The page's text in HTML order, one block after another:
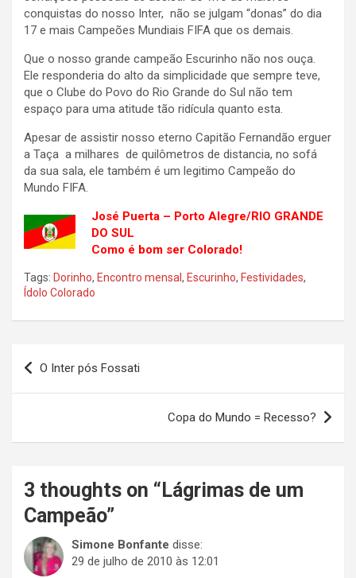
conquistas do nosso Inter, não se julgam “donas” do dia
17 e mais Campeões Mundiais FIFA que os demais.
Que o nosso grande campeão Escurinho não nos ouça.
Ele responderia do alto da simplicidade que sempre teve,
que o Clube do Povo do Rio Grande do Sul não tem
espaço para uma atitude tão ridícula quanto esta.
Apesar de assistir nosso eterno Capitão Fernandão erguer
a Taça a milhares de quilômetros de distancia, no sofá
da sua sala, ele também é um legitimo Campeão do
Mundo FIFA.
José Puerta – Porto Alegre/RIO GRANDE
DO SUL
Como é bom ser Colorado!
Tags: Dorinho, Encontro mensal , Escurinho, Festividades,
Ídolo Colorado
Navegação
de
O Inter pós Fossati
Copa do Mundo = Recesso?
3 thoughts on “ Lágrimas de um
Campeão”
Simone Bonfante disse:
29 de julho de 2010 às 12:01